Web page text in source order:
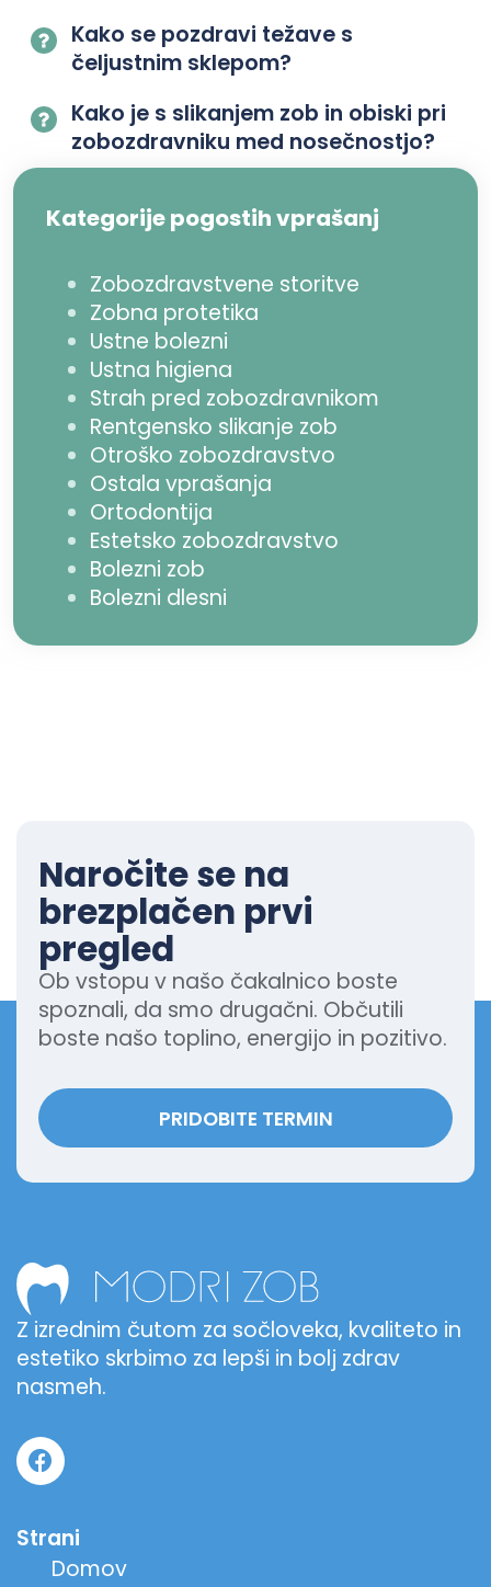
Kako se pozdravi težave s
čeljustnim sklepom?
Kako je s slikanjem zob in obiski pri
zobozdravniku med nosečnostjo?
Kategorije pogostih vprašanj
Zobozdravstvene storitve
Zobna protetika
Ustne bolezni
Ustna higiena
Strah pred zobozdravnikom
Rentgensko slikanje zob
Otroško zobozdravstvo
Ostala vprašanja
Ortodontija
Estetsko zobozdravstvo
Bolezni zob
Bolezni dlesni
Naročite se na
brezplačen prvi
pregled
Ob vstopu v našo čakalnico boste
spoznali, da smo drugačni. Občutili
boste našo toplino, energijo in pozitivo.
PRIDOBITE TERMIN
Z izrednim čutom za sočloveka, kvaliteto in
estetiko skrbimo za lepši in bolj zdrav
nasmeh.
Strani
Domov